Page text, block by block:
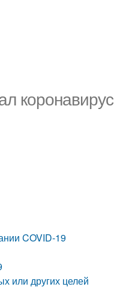
коронавирус
COVID-19
или других целей